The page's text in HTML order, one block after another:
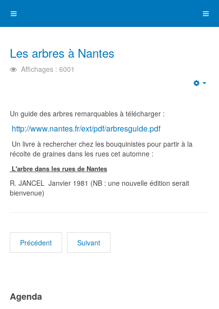
Les arbres à Nantes
Affichages : 6001
Un guide des arbres remarquables à télécharger :
http://www.nantes.fr/ext/pdf/arbresguide.pdf
Un livre à rechercher chez les bouquinistes pour partir à la
récolte de graines dans les rues cet automne :
L'arbre dans les rues de Nantes
R. JANCEL Janvier 1981 (NB : une nouvelle édition serait
bienvenue)
Précédent Suivant
Agenda